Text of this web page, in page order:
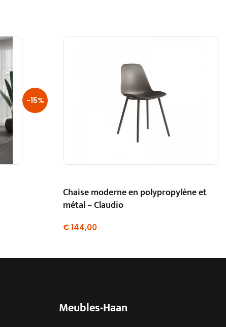
-15%
Chaise moderne en polypropylène et
métal – Claudio
€144,00
Meubles-Haan